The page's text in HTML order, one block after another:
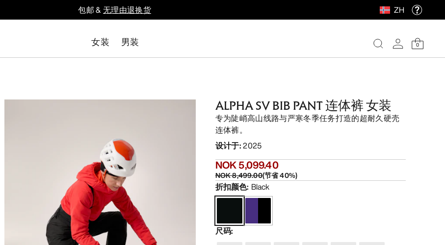
包邮 &无理由退换货 ZH
女装 男装 0
ALPHA SV BIB PANT 连体裤 女装
专为陡峭高山线路与严寒冬季任务打造的超耐久硬壳
连体裤。
设计于:2025
NOK 5,099.40
NOK 8,499.00(节省40%)
折扣颜色: Black
尺码: